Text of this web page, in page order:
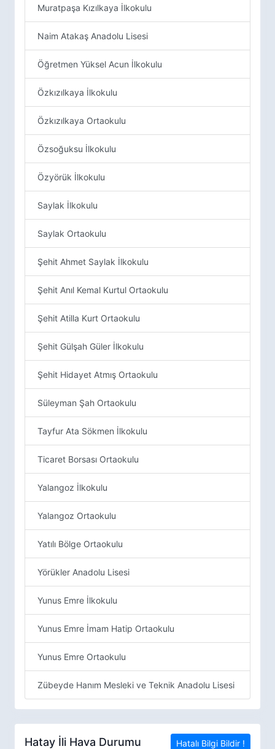
Muratpaşa Kızılkaya İlkokulu
Naim Atakaş Anadolu Lisesi
Öğretmen Yüksel Acun İlkokulu
Özkızılkaya İlkokulu
Özkızılkaya Ortaokulu
Özsoğuksu İlkokulu
Özyörük İlkokulu
Saylak İlkokulu
Saylak Ortaokulu
Şehit Ahmet Saylak İlkokulu
Şehit Anıl Kemal Kurtul Ortaokulu
Şehit Atilla Kurt Ortaokulu
Şehit Gülşah Güler İlkokulu
Şehit Hidayet Atmış Ortaokulu
Süleyman Şah Ortaokulu
Tayfur Ata Sökmen İlkokulu
Ticaret Borsası Ortaokulu
Yalangoz İlkokulu
Yalangoz Ortaokulu
Yatılı Bölge Ortaokulu
Yörükler Anadolu Lisesi
Yunus Emre İlkokulu
Yunus Emre İmam Hatip Ortaokulu
Yunus Emre Ortaokulu
Zübeyde Hanım Mesleki ve Teknik Anadolu Lisesi
Hatay İli Hava Durumu Hatalı Bilgi Bildir !